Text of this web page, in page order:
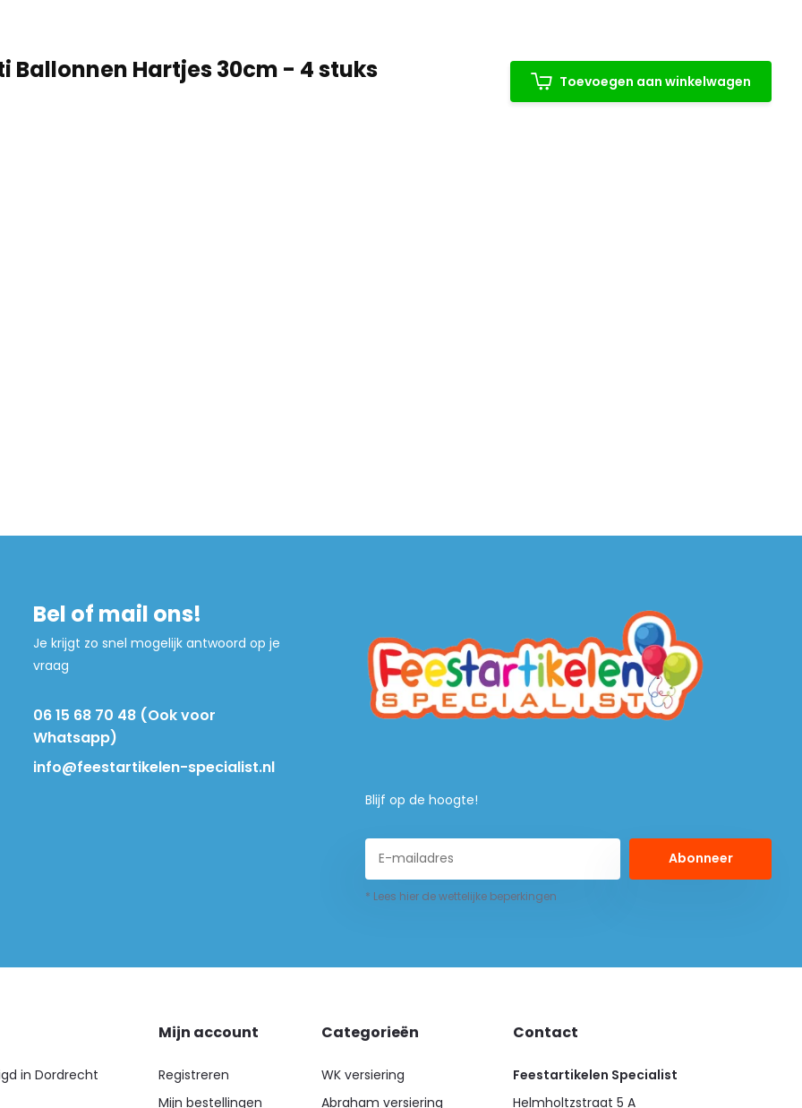
Ballonnen Hartjes 30cm - 4 stuks Toevoegen aan winkelwagen
Bel of mail ons!
Je krijgt zo snel mogelijk antwoord op je
vraag
06 15 68 70 48 (Ook voor
Whatsapp)
info@feestartikelen-specialist.nl
Blijf op de hoogte!
Abonneer
* Lees hier de wettelijke beperkingen
in Dordrecht
Mijn account
Registreren
Mijn bestellingen
Categorieën
WK versiering
Abraham versiering
Contact
Feestartikelen Specialist
Helmholtzstraat 5 A